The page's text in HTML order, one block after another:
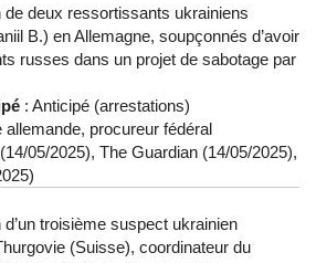
de deux ressortissants ukrainiens
B.) en Allemagne, soupçonnés d’avoir
russes dans un projet de sabotage par
: Anticipé (arrestations)
allemande, procureur fédéral
05/2025), The Guardian (14/05/2025),
d’un troisième suspect ukrainien
(Suisse), coordinateur du